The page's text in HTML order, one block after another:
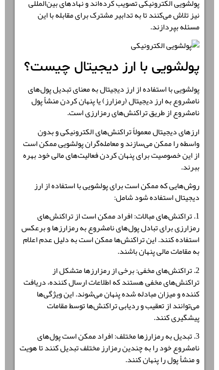
پولشویی الکترونیکی تصویب کرده‌اند و نهادهای بین‌المللی
نیز تلاش می‌کنند تا به تدابیر مشترک برای مقابله با این
مسئله بپردازند.
پولشویی با ارز دیجیتال چیست؟
پولشویی با استفاده از ارز دیجیتال به معنای تبدیل پول‌های
نامشروع به ارز دیجیتال (رمزارز) یا پنهان کردن منشأ پول
نامشروع از طریق تراکنش‌های رمزارزی است.
ارزهای دیجیتال معمولاً تراکنش‌های الکترونیکی و بدون
واسطه را ممکن می‌سازند و معامله‌گران پولشویی ممکن است
از این خصوصیت برای پنهان کردن فعالیت‌های مالی خود بهره
ببرند.
روش‌هایی که ممکن است برای پولشویی با استفاده از ارز
دیجیتال استفاده شود شامل:
1. تراکنش‌های مبالات: افراد ممکن است از تراکنش‌های
رمزارزی برای تبادل پول‌های نامشروع به رمزارزها و برعکس
استفاده کنند. این تراکنش‌ها ممکن است به دلیل عدم اعلام
به مقامات مالی پنهان باشند.
2. تراکنش‌های مخفی: برخی از رمزارزها متشکل از
تراکنش‌های مخفی هستند که اطلاعات ارسال کننده، دریافت
کننده و میزان مبادله شده پنهان می‌شوند. این ویژگی‌ها
می‌توانند از تعقیب و ردیابی تراکنش‌ها توسط مقامات
پیشگیری کنند.
3. تبدیل به رمزارزها مختلف: افراد ممکن است پول‌های
نامشروع خود را به چندین رمزارز مختلف تبدیل کنند تا هویت
و منشأ پول را پنهان کنند.